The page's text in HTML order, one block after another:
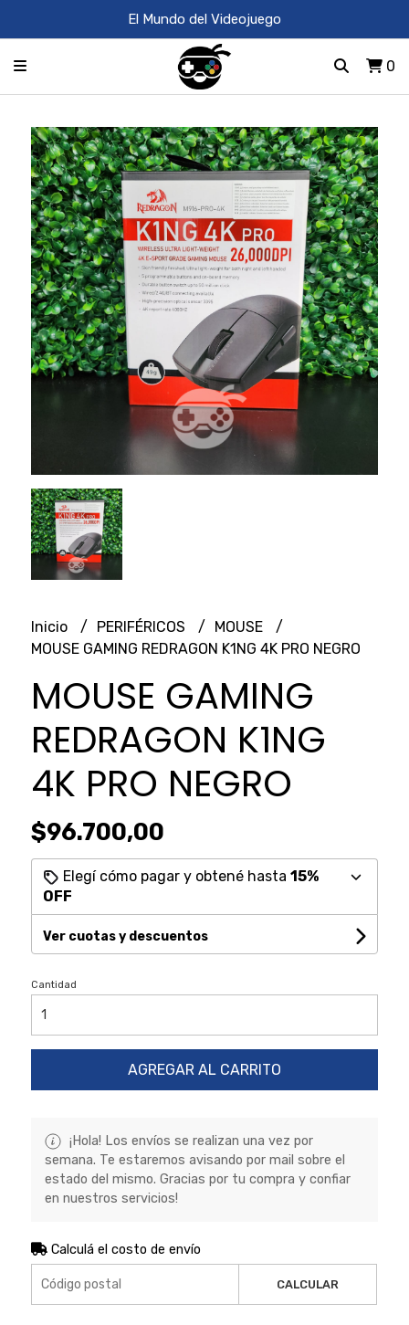
El Mundo del Videojuego
0
Inicio PERIFÉRICOS
MOUSE
MOUSE GAMING REDRAGON K1NG 4K PRO NEGRO
MOUSE GAMING
REDRAGON K1NG
4K PRO NEGRO
$96.700,00
Elegí cómo pagar y obtené hasta 15%
OFF
Ver cuotas y descuentos
Cantidad
AGREGAR AL CARRITO
¡Hola! Los envíos se realizan una vez por
semana. Te estaremos avisando por mail sobre el
estado del mismo. Gracias por tu compra y confiar
en nuestros servicios!
Calculá el costo de envío
CALCULAR